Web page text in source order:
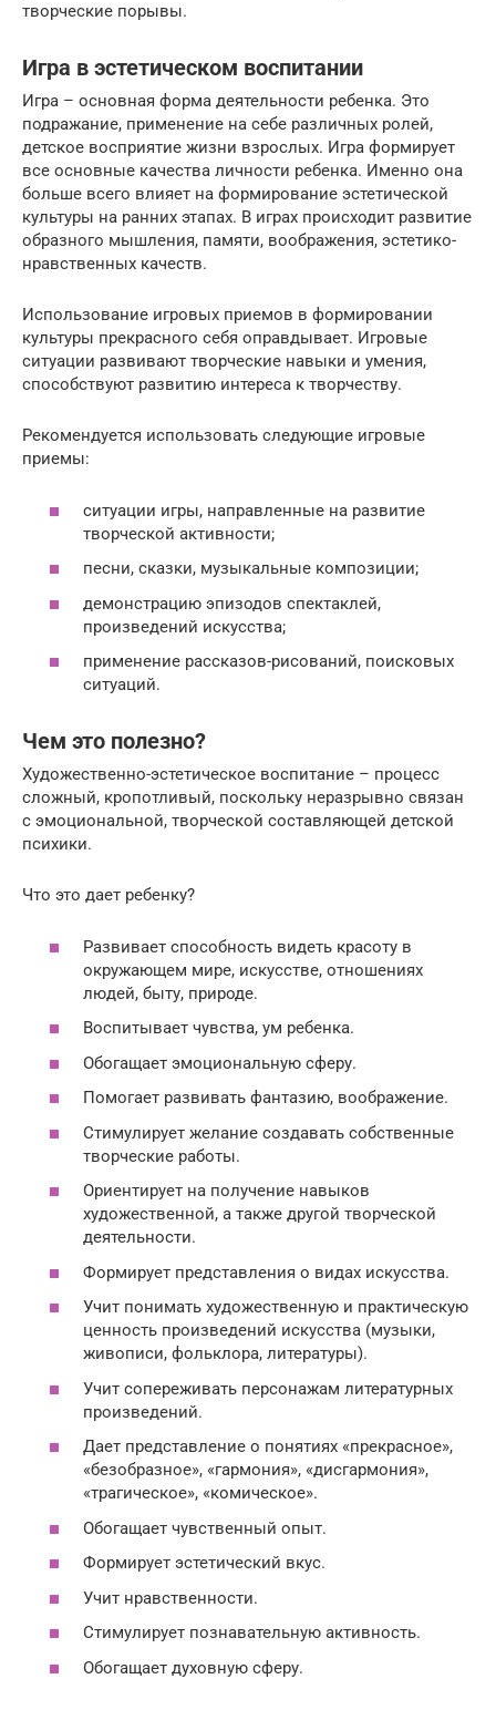
творческие порывы.
Игра в эстетическом воспитании
Игра – основная форма деятельности ребенка. Это
подражание, применение на себе различных ролей,
детское восприятие жизни взрослых. Игра формирует
все основные качества личности ребенка. Именно она
больше всего влияет на формирование эстетической
культуры на ранних этапах. В играх происходит развитие
образного мышления, памяти, воображения, эстетико-
нравственных качеств.
Использование игровых приемов в формировании
культуры прекрасного себя оправдывает. Игровые
ситуации развивают творческие навыки и умения,
способствуют развитию интереса к творчеству.
Рекомендуется использовать следующие игровые
приемы:
ситуации игры, направленные на развитие
творческой активности;
песни, сказки, музыкальные композиции;
демонстрацию эпизодов спектаклей,
произведений искусства;
применение рассказов-рисований, поисковых
ситуаций.
Чем это полезно?
Художественно-эстетическое воспитание – процесс
сложный, кропотливый, поскольку неразрывно связан
с эмоциональной, творческой составляющей детской
психики.
Что это дает ребенку?
Развивает способность видеть красоту в
окружающем мире, искусстве, отношениях
людей, быту, природе.
Воспитывает чувства, ум ребенка.
Обогащает эмоциональную сферу.
Помогает развивать фантазию, воображение.
Стимулирует желание создавать собственные
творческие работы.
Ориентирует на получение навыков
художественной, а также другой творческой
деятельности.
Формирует представления о видах искусства.
Учит понимать художественную и практическую
ценность произведений искусства (музыки,
живописи, фольклора, литературы).
Учит сопереживать персонажам литературных
произведений.
Дает представление о понятиях «прекрасное»,
«безобразное», «гармония», «дисгармония»,
«трагическое», «комическое».
Обогащает чувственный опыт.
Формирует эстетический вкус.
Учит нравственности.
Стимулирует познавательную активность.
Обогащает духовную сферу.